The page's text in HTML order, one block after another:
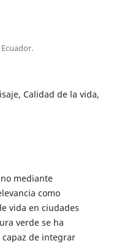
Calidad de la vida,
mediante
como
vida en ciudades
verde se ha
de integrar